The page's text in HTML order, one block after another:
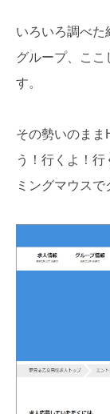
いろいろ調べた
グループ、ここ
す。
その勢いのまま
う！行くよ！
ミングマウスで